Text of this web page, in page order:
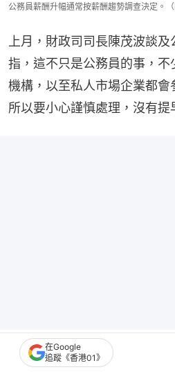
公務員薪酬升幅通常按薪酬趨勢調查決定。（
上月，財政司司長陳茂波談
指，這不只是公務員的事，
機構，以至私人市場企業都會
所以要小心謹慎處理，沒有提
在Google
追蹤《香港01》